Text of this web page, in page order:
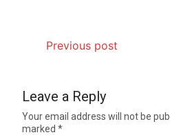
Previous post
Leave a Reply
Your email address will not be
marked*